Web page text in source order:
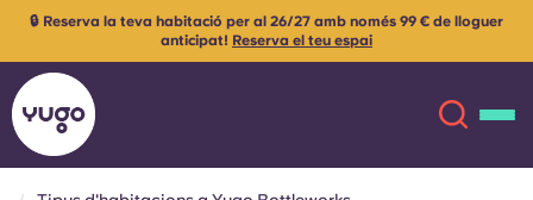
🔒 Reserva la teva habitació per al 26/27 amb només 99 € de lloguer
anticipat! Reserva el teu espai